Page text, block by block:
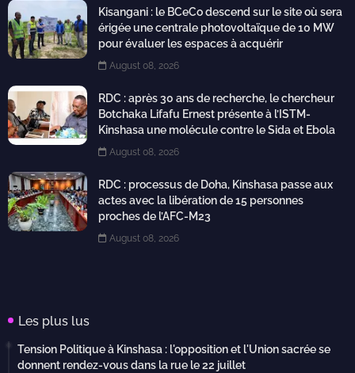
Kisangani : le BCeCo descend sur le site où sera
érigée une centrale photovoltaïque de 10 MW
pour évaluer les espaces à acquérir
August 08, 2026
RDC : après 30 ans de recherche, le chercheur
Botchaka Lifafu Ernest présente à l’ISTM-
Kinshasa une molécule contre le Sida et Ebola
August 08, 2026
RDC : processus de Doha, Kinshasa passe aux
actes avec la libération de 15 personnes
proches de l’AFC-M23
August 08, 2026
Les plus lus
Tension Politique à Kinshasa : l'opposition et l'Union sacrée se
donnent rendez-vous dans la rue le 22 juillet